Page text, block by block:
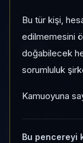
Bu tür kişi,
edilmemesini
doğabilecek
sorumluluk
Kamuoyuna
Bu pencereyi
#38
Global market
Kripto